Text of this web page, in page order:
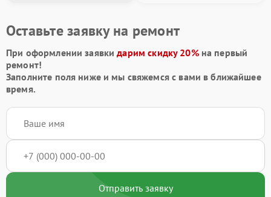
Оставьте заявку на ремонт
При оформлении заявкидарим скидку 20%на первый
ремонт!
Заполните поля ниже и мы свяжемся с вами в ближайшее
время.
Отправить заявку